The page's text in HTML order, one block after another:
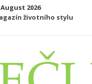
2026
životního stylu